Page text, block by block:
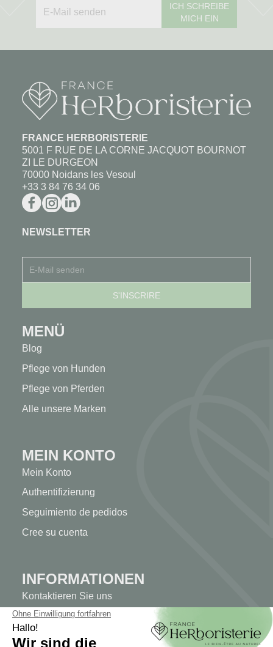
ICH SCHREIBE
MICH EIN
FRANCE HERBORISTERIE
5001 F RUE DE LA CORNE JACQUOT BOURNOT
ZI LE DURGEON
70000 Noidans les Vesoul
+33 3 84 76 34 06
NEWSLETTER
MENÜ
Blog
Pflege von Hunden
Pflege von Pferden
Alle unsere Marken
MEIN KONTO
Mein Konto
Authentifizierung
Seguimiento de pedidos
Cree su cuenta
INFORMATIONEN
Kontaktieren Sie uns
Sitemap
Unser Kräuterladen